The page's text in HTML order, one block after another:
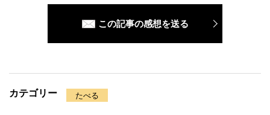
この記事の感想を送る
カテゴリー たべる